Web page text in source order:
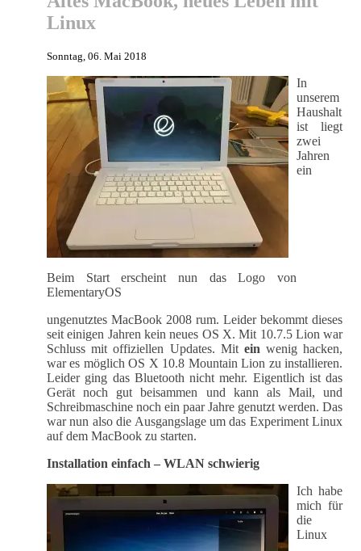
Linux
Sonntag, 06. Mai 2018
Beim Start erscheint nun das Logo von
ElementaryOS
In
unserem
Haushalt
ist liegt
zwei
Jahren
ein
ungenutztes MacBook 2008 rum. Leider bekommt dieses
seit einigen Jahren kein neues OS X. Mit 10.7.5 Lion war
Schluss mit offiziellen Updates. Mit ein wenig hacken,
war es möglich OS X 10.8 Mountain Lion zu installieren.
Leider ging das Bluetooth nicht mehr. Eigentlich ist das
Gerät noch gut beisammen und kann als Mail, und
Schreibmaschine noch ein paar Jahre genutzt werden. Das
war nun also die Ausgangslage um das Experiment Linux
auf dem MacBook zu starten.
Installation einfach – WLAN schwierig
Ich habe
mich für
die
Linux